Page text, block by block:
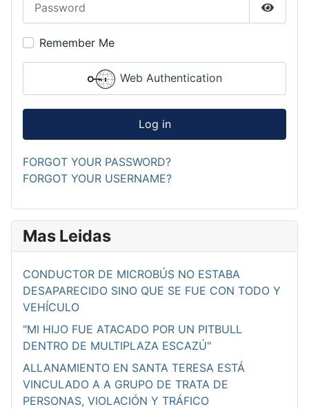
Show
Remember Me
Web Authentication
Log in
FORGOT YOUR PASSWORD?
FORGOT YOUR USERNAME?
Mas Leidas
CONDUCTOR DE MICROBÚS NO ESTABA
DESAPARECIDO SINO QUE SE FUE CON TODO Y
VEHÍCULO
"MI HIJO FUE ATACADO POR UN PITBULL
DENTRO DE MULTIPLAZA ESCAZÚ"
ALLANAMIENTO EN SANTA TERESA ESTÁ
VINCULADO A A GRUPO DE TRATA DE
PERSONAS, VIOLACIÓN Y TRÁFICO